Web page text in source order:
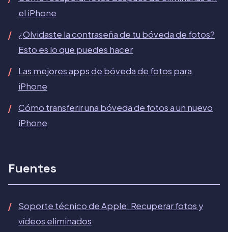
el iPhone
¿Olvidaste la contraseña de tu bóveda de fotos?
Esto es lo que puedes hacer
Las mejores apps de bóveda de fotos para
iPhone
Cómo transferir una bóveda de fotos a un nuevo
iPhone
Fuentes
Soporte técnico de Apple: Recuperar fotos y
vídeos eliminados